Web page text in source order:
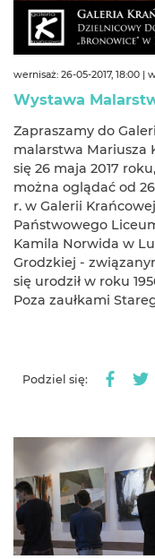
wernisaż: 26-05-2017, 18:00 |
Wystawa
Zapraszamy do
malarstwa Mariusza
się 26 maja 2017
można oglądać od 26
r. w Galerii
Państwowego
Kamila Norwida w
Grodzkiej -
się urodził w roku
Poza zaułkami
Podziel się: